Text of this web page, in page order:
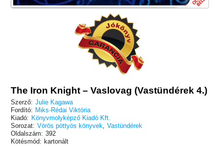
The Iron Knight – Vaslovag (Vastündérek 4.)
Szerző: Julie Kagawa
Fordító: Miks-Rédai Viktória
Kiadó: Könyvmolyképző Kiadó Kft.
Sorozat: Vörös pöttyös könyvek, Vastündérek
Oldalszám: 392
Kötésmód: kartonált